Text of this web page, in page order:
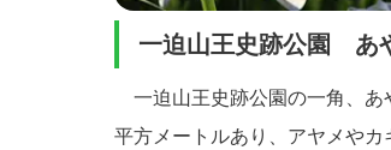
史跡公園 あやめ園
公園の一角、あやめ園。広さは13,000
り、アヤメやカキツバタ、ハナショウ